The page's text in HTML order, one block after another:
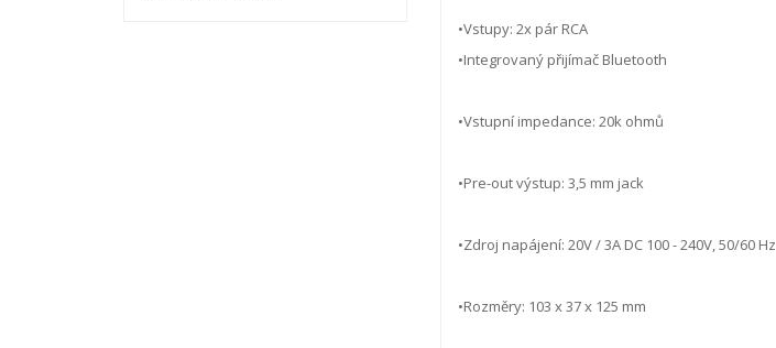
•Vstupy: 2x pár RCA
•Integrovaný přijímač Bluetooth
•Vstupní impedance: 20k ohmů
•Pre-out výstup: 3,5 mm jack
•Zdroj napájení: 20V / 3A DC 100 - 240V, 50/60 Hz
•Rozměry: 103 x 37 x 125 mm